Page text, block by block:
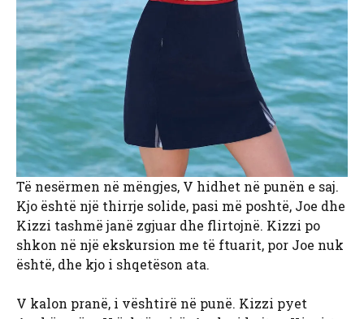
Të nesërmen në mëngjes, V hidhet në punën e saj.
Kjo është një thirrje solide, pasi më poshtë, Joe dhe
Kizzi tashmë janë zgjuar dhe flirtojnë. Kizzi po
shkon në një ekskursion me të ftuarit, por Joe nuk
është, dhe kjo i shqetëson ata.
V kalon pranë, i vështirë në punë. Kizzi pyet